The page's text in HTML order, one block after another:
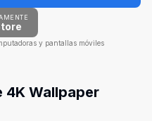
y pantallas móviles
4K Wallpaper